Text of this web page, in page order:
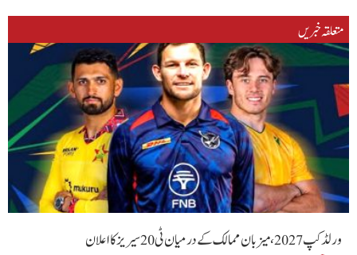
متعلقہ خبریں
ورلڈ کپ 2027، میزبان ممالک کے درمیان ٹی20 سیریز کا اعلان